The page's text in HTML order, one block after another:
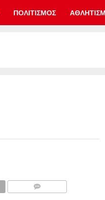
ΠΟΛΙΤΙΣΜΟΣ